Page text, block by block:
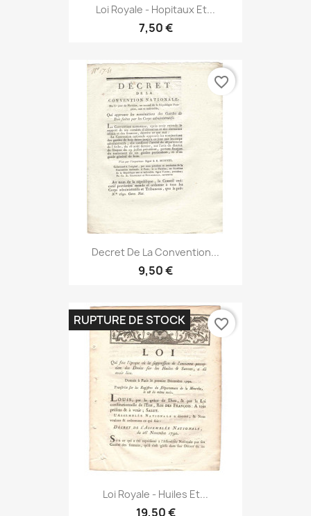
Loi Royale - Hopitaux Et...
7,50 €
Decret De La Convention...
9,50 €
favorite_border
Loi Royale - Huiles Et...
19,50 €
RUPTURE DE STOCK favorite_border